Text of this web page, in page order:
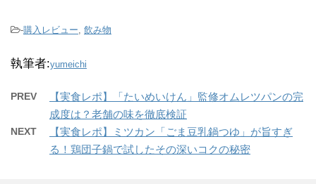
-購入レビュー 飲み物
執筆者:yumeichi
PREV
【実食レポ】「たいめいけん」監修オムレツパンの完
成度は？老舗の味を徹底検証
NEXT
【実食レポ】ミツカン「ごま豆乳鍋つゆ」が旨すぎ
る！鶏団子鍋で試したその深いコクの秘密